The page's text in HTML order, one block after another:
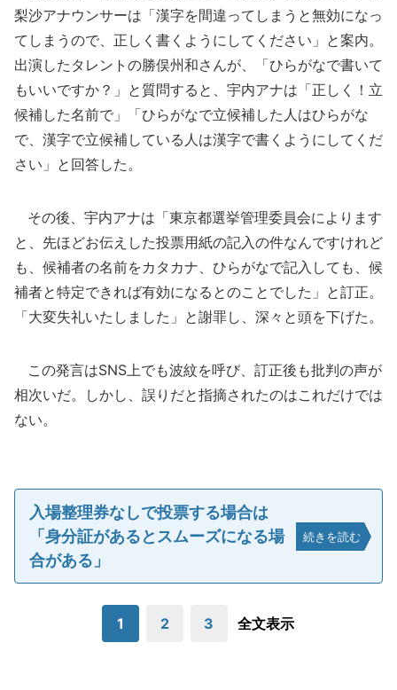
梨沙アナウンサーは「漢字を間違ってしまうと無効になっ
てしまうので、正しく書くようにしてください」と案内。
出演したタレントの勝俣州和さんが、「ひらがなで書いて
もいいですか？」と質問すると、宇内アナは「正しく！立
候補した名前で」「ひらがなで立候補した人はひらがな
で、漢字で立候補している人は漢字で書くようにしてくだ
さい」と回答した。
その後、宇内アナは「東京都選挙管理委員会によります
と、先ほどお伝えした投票用紙の記入の件なんですけれど
も、候補者の名前をカタカナ、ひらがなで記入しても、候
補者と特定できれば有効になるとのことでした」と訂正。
「大変失礼いたしました」と謝罪し、深々と頭を下げた。
この発言はSNS上でも波紋を呼び、訂正後も批判の声が
相次いだ。しかし、誤りだと指摘されたのはこれだけでは
ない。
入場整理券なしで投票する場合は
「身分証があるとスムーズになる場
合がある」
続きを読む
1 2 3 全文表示